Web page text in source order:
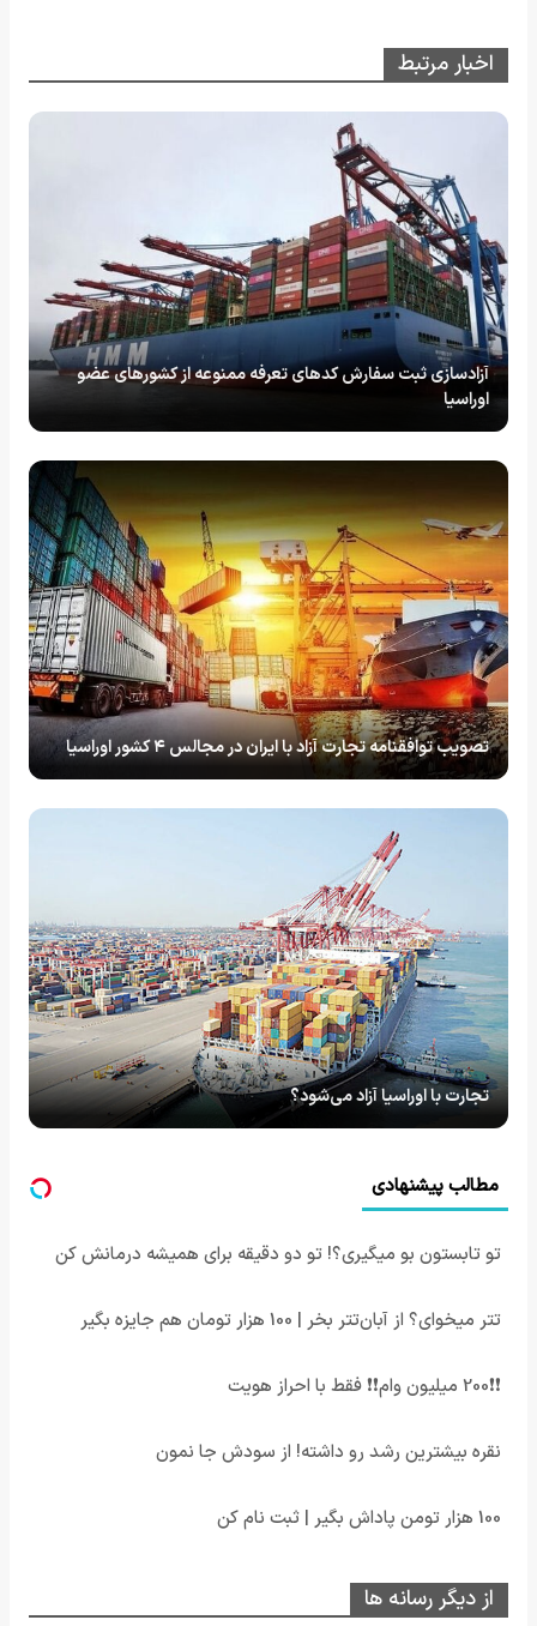
اخبار مرتبط
آزادسازی ثبت سفارش کدهای تعرفه ممنوعه از کشورهای عضو
اوراسیا
تصویب توافقنامه تجارت آزاد با ایران در مجالس ۴ کشور اوراسیا
تجارت با اوراسیا آزاد می‌شود؟
مطالب پیشنهادی
تو تابستون بو میگیری؟! تو دو دقیقه برای همیشه درمانش کن
تتر میخوای؟ از آبان‌تتر بخر | 100 هزار تومان هم جایزه بگیر
❗❗200 میلیون وام❗❗ فقط با احراز هویت
نقره بیشترین رشد رو داشته! از سودش جا نمون
100 هزار تومن پاداش بگیر | ثبت نام کن
از دیگر رسانه ها